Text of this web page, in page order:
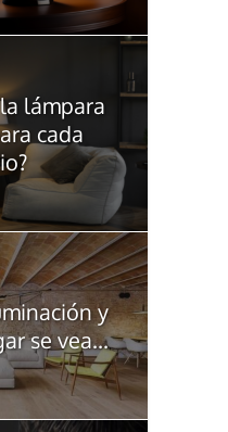
lámpara
cada
y
se vea...